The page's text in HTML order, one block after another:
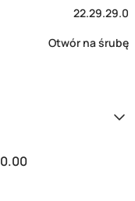
22.29.29.0
Otwór na śrubę
0.00